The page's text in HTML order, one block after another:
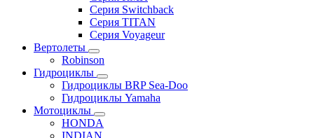
Серия Switchback
Серия TITAN
Серия Voyageur
Вертолеты
Robinson
Гидроциклы
Гидроциклы BRP Sea-Doo
Гидроциклы Yamaha
Мотоциклы
HONDA